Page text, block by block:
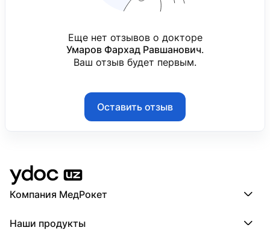
Еще нет отзывов о докторе
Умаров Фархад Равшанович.
Ваш отзыв будет первым.
Оставить отзыв
Компания МедРокет
О YDoc
Наши продукты